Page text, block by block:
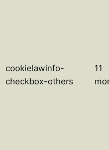
cookielawinfo-
checkbox-others
11